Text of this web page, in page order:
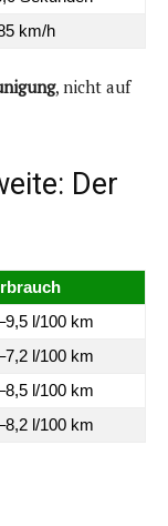
km/h
, nicht auf
Der
l/100 km
l/100 km
l/100 km
l/100 km